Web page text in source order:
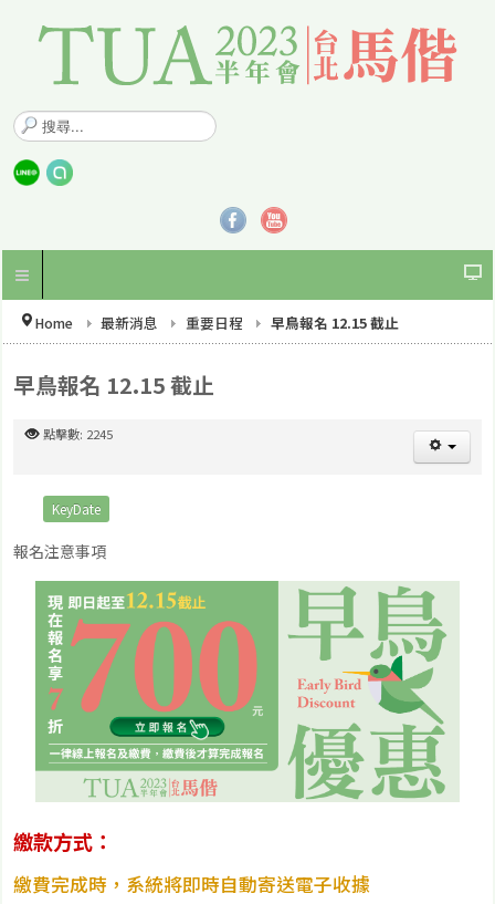
搜
尋
.
.
Home 最新消息 重要日程 早鳥報名 12.15 截止
早鳥報名 12.15 截止
點擊數: 2245
KeyDate
報名注意事項
繳款方式：
繳費完成時，系統將即時自動寄送電子收據